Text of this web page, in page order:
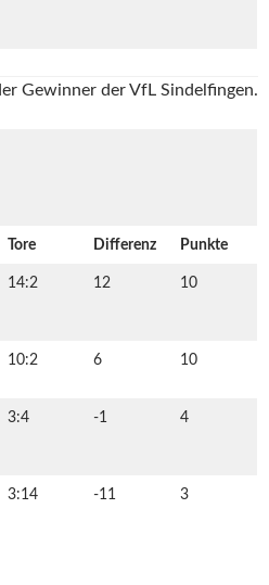
Gewinner der VfL Sindelfingen.
Tore Differenz Punkte
14:2 12 10
10:2 6 10
3:4 -1 4
3:14 -11 3